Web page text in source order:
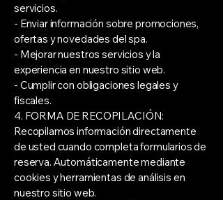
servicios.
- Enviar información sobre promociones,
ofertas y novedades del spa.
- Mejorar nuestros servicios y la
experiencia en nuestro sitio web.
- Cumplir con obligaciones legales y
fiscales.
4. FORMA DE RECOPILACIÓN:
Recopilamos información directamente
de usted cuando completa formularios de
reserva. Automáticamente mediante
cookies y herramientas de análisis en
nuestro sitio web.